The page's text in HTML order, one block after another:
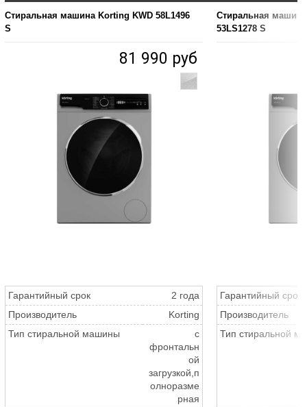
Стиральная машина Korting KWD 58L1496
S
81 990 руб
Гарантийный срок
2 года
Производитель
Korting
Тип стиральной машины
с
фронтальн
ой
загрузкой,п
олноразме
рная
Стиральная
53LS1278 S
Гарантийный срок
Производитель
Тип стиральной